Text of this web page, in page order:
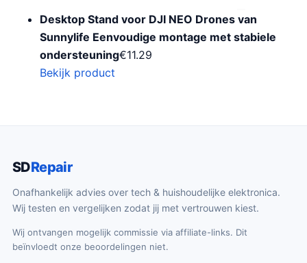
Desktop Stand voor DJI NEO Drones van
Sunnylife Eenvoudige montage met stabiele
ondersteuning€11.29
Bekijk product
SDRepair
Onafhankelijk advies over tech & huishoudelijke elektronica.
Wij testen en vergelijken zodat jij met vertrouwen kiest.
Wij ontvangen mogelijk commissie via affiliate-links. Dit
beïnvloedt onze beoordelingen niet.